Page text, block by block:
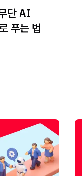
단 AI
푸는 법